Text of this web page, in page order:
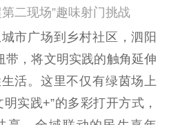
二现场”趣味射门挑战
广场到乡村社区，泗阳
带，将文明实践的触角延伸
活。这里不仅有绿茵场上
实践+”的多彩打开方式，